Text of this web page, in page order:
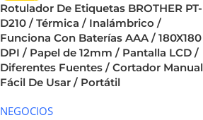
Rotulador De Etiquetas BROTHER PT-
D210 / Térmica / Inalámbrico /
Funciona Con Baterías AAA / 180X180
DPI / Papel de 12mm / Pantalla LCD /
Diferentes Fuentes / Cortador Manual
Fácil De Usar / Portátil
NEGOCIOS